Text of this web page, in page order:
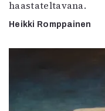
haastateltavana.
Heikki Romppainen